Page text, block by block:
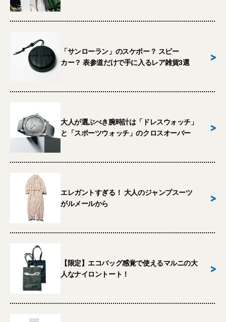
「サンローラン」のスケボー？ スピー
カー？ 表参道だけで手に入るレア雑貨3選
>
大人が選ぶべき腕時計は「ドレスウォッチ」
と「スポーツウォッチ」のクロスオーバー
>
エレガントすぎる！ 大人のジャンプスーツ
がルメールから
>
【限定】エコバッグ感覚で使えるマルニの大
人なナイロントート！
>